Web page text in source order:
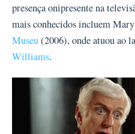
presença onipresente na
mais conhecidos incluem
Museu(2006), onde atuou ao
Williams.